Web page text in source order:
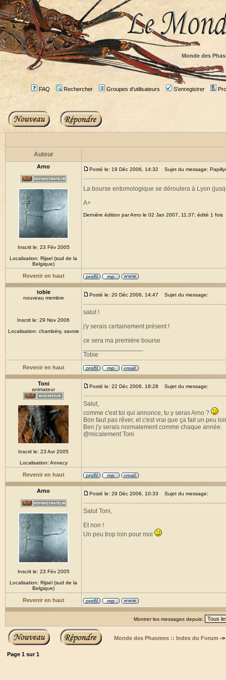
Monde des
FAQ Rechercher Groupes d'utilisateurs S'enregistrer
Auteur
Arno
Inscrit le: 23 Fév 2005
Localisation: Rijsel (sud de la
Belgique)
Posté le: 19 Déc 2006, 14:32 Sujet du message:
La bourse entomologique se déroulera à Lyon
A+
Dernière édition par Arno le 02 Jan 2007, 11:37; édité 1 fois
Revenir en haut
tobie
nouveau membre
Inscrit le: 29 Nov 2006
Localisation: chambéry, savoie
Posté le: 20 Déc 2006, 14:47 Sujet du message:
salut !
j'y serais certainement présent !
ce sera ma première bourse
Tobie
Revenir en haut
Toni
animateur
Inscrit le: 23 Avr 2005
Localisation: Annecy
Posté le: 22 Déc 2006, 18:28 Sujet du message:
Salut,
comme c'est toi qui annonce, tu y seras Arno ?
Bon faut pas rêver, et c'est vrai que ça fait un peu
Ben j'y serais normalement comme chaque année.
@micalement Toni
Revenir en haut
Arno
Inscrit le: 23 Fév 2005
Localisation: Rijsel (sud de la
Belgique)
Posté le: 29 Déc 2006, 10:33 Sujet du message:
Salut Toni,
Et non !
Un peu trop loin pour moi
Revenir en haut
Montrer les messages depuis:
Monde des Phasmes :: Index du Forum ->
Page 1 sur1